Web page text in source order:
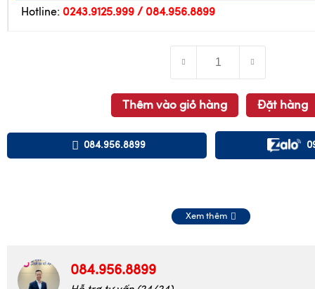
Hotline: 0243.9125.999 / 084.956.8899
Thêm vào giỏ hàng Đặt hàng
084.956.8899
Xem thêm
084.956.8899